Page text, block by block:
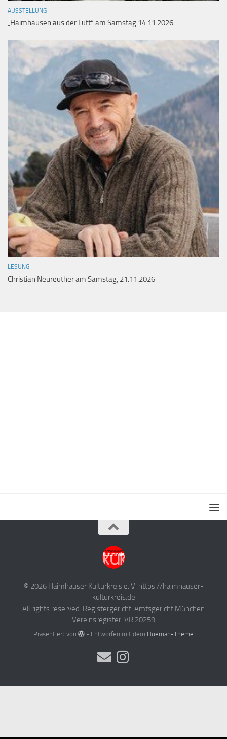
AUSSTELLUNG
„Haimhausen aus der Luft“ am Samstag 14.11.2026
LESUNG
Christian Neureuther am Samstag, 21.11.2026
© 2026 Haimhauser Kulturkreis e. V. https://haimhauser-
kulturkreis.de
All rights reserved. Registergericht: Amtsgericht München
Vereinsregister: VR 20259
Präsentiert von - Entworfen mit dem Hueman-Theme